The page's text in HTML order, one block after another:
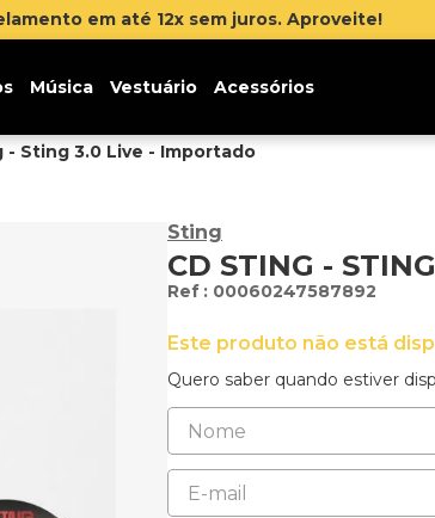
em até 12x sem juros. Aproveite!
Música Vestuário Acessórios
- Sting 3.0 Live - Importado
Sting
CD STING -
: 00060247587892
Este produto não está
Quero saber quando estiver